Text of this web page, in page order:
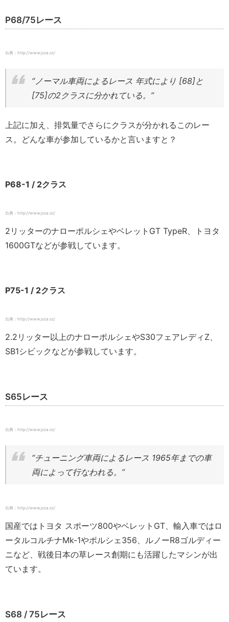
P68/75レース
出典：http://www.jcca.cc/
“ノーマル車両によるレース 年式により [68]と
[75]の2クラスに分かれている。”
上記に加え、排気量でさらにクラスが分かれるこのレー
ス。どんな車が参加しているかと言いますと？
P68-1 / 2クラス
出典：http://www.jcca.cc/
2リッターのナローポルシェやベレットGT TypeR、トヨタ
1600GTなどが参戦しています。
P75-1 / 2クラス
出典：http://www.jcca.cc/
2.2リッター以上のナローポルシェやS30フェアレディZ、
SB1シビックなどが参戦しています。
S65レース
出典：http://www.jcca.cc/
“チューニング車両によるレース 1965年までの車
両によって行なわれる。”
出典：http://www.jcca.cc/
国産ではトヨタ スポーツ800やベレットGT、輸入車ではロ
ータルコルチナMk-1やポルシェ356、ルノーR8ゴルディー
ニなど、戦後日本の草レース創期にも活躍したマシンが出
ています。
S68 / 75レース